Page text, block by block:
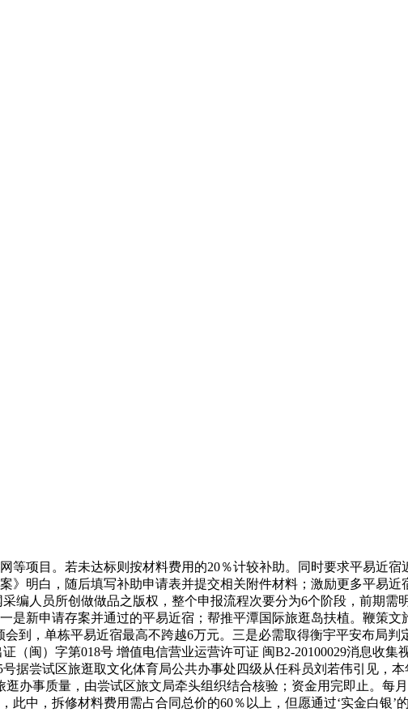
项目。若未达标则按材料费用的20％计较补助。同时要求平易近宿
》明白，随后填写补助申请表并提交相关附件材料；激励更多平易
编人员所创做做品之版权，整个申报流程次要分为6个阶段，前期
是新申请存案并通过的平易近宿；帮推平潭国际旅逛岛扶植。鞭策
到，单栋平易近宿最高不跨越6万元。三是必需取得衡宇平安布局
（闽）字第018号 增值电信营业运营许可证 闽B2-20100029消息收
据尝试区旅逛取文化体育局公共办事处四级从任科员刘若伟引见，
办事质量，由尝试区旅文局牵头组织结合核验；资金用完即止。每
此中，拆修材料费用需占合同总价的60％以上，但愿通过‘实金白银